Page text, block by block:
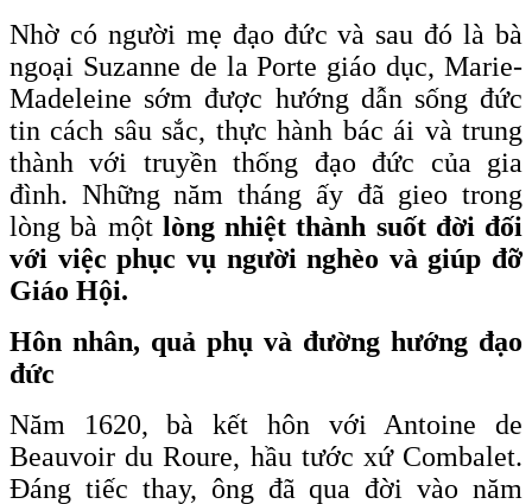
Nhờ có người mẹ đạo đức và sau đó là bà
ngoại Suzanne de la Porte giáo dục, Marie-
Madeleine sớm được hướng dẫn sống đức
tin cách sâu sắc, thực hành bác ái và trung
thành với truyền thống đạo đức của gia
đình. Những năm tháng ấy đã gieo trong
lòng bà một lòng nhiệt thành suốt đời đối
với việc phục vụ người nghèo và giúp đỡ
Giáo Hội.
Hôn nhân, quả phụ và đường hướng đạo
đức
Năm 1620, bà kết hôn với Antoine de
Beauvoir du Roure, hầu tước xứ Combalet.
Đáng tiếc thay, ông đã qua đời vào năm